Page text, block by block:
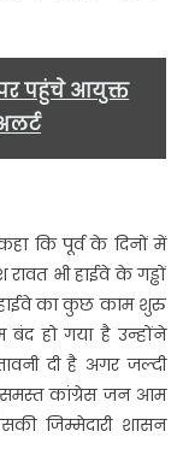
पहुंचे आयुक्त
कि पूर्व के दिनों में
भी हाईवे के गड्ढों
का कुछ काम शुरु
हो गया है उन्होंने
दी है अगर जल्दी
समस्त कांग्रेस जन आम
जिम्मेदारी शासन